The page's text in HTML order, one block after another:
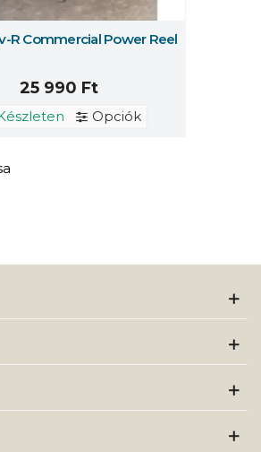
R Commercial Power Reel
25 990 Ft
Opciók